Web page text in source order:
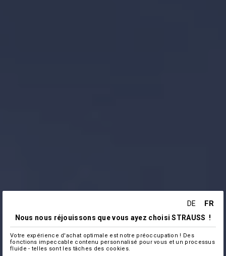
DE FR
Nous nous réjouissons que vous ayez choisi STRAUSS !
Votre expérience d'achat optimale est notre préoccupation ! Des
fonctions impeccable contenu personnalisé pour vous et un processus
fluide - telles sont les tâches des cookies.